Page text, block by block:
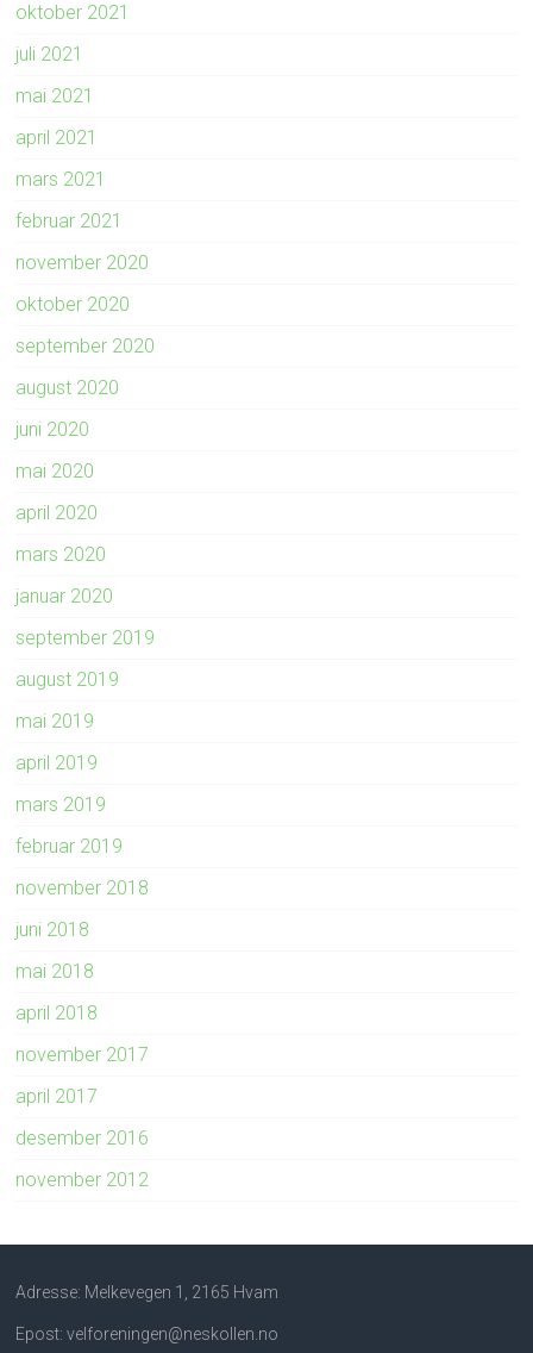
oktober 2021
juli 2021
mai 2021
april 2021
mars 2021
februar 2021
november 2020
oktober 2020
september 2020
august 2020
juni 2020
mai 2020
april 2020
mars 2020
januar 2020
september 2019
august 2019
mai 2019
april 2019
mars 2019
februar 2019
november 2018
juni 2018
mai 2018
april 2018
november 2017
april 2017
desember 2016
november 2012
Adresse: Melkevegen 1, 2165 Hvam
Epost: velforeningen@neskollen.no